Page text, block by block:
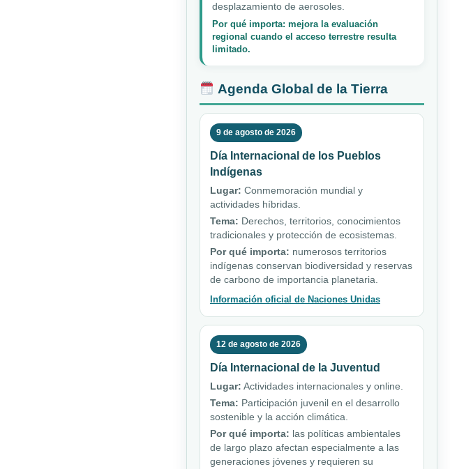
desplazamiento de aerosoles.
Por qué importa: mejora la evaluación
regional cuando el acceso terrestre resulta
limitado.
Agenda Global de la Tierra
9 de agosto de 2026
Día Internacional de los Pueblos
Indígenas
Lugar: Conmemoración mundial y
actividades híbridas.
Tema: Derechos, territorios, conocimientos
tradicionales y protección de ecosistemas.
Por qué importa: numerosos territorios
indígenas conservan biodiversidad y reservas
de carbono de importancia planetaria.
Información oficial de Naciones Unidas
12 de agosto de 2026
Día Internacional de la Juventud
Lugar: Actividades internacionales y online.
Tema: Participación juvenil en el desarrollo
sostenible y la acción climática.
Por qué importa: las políticas ambientales
de largo plazo afectan especialmente a las
generaciones jóvenes y requieren su